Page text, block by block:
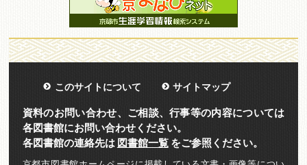
このサイトについて サイトマップ
資料のお問い合わせ、ご相談、行事等の内容については
各図書館にお問い合わせください。
各図書館の連絡先は 図書館一覧をご参照ください。